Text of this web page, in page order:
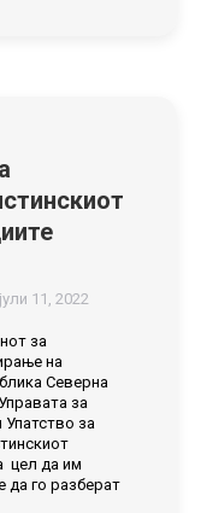
јули 11, 2022
за
на
Северна
за
за
цел да им
да го разберат